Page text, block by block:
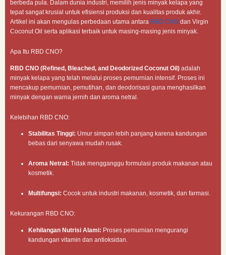
berbeda pula. Dalam dunia industri, memilih jenis minyak kelapa yang
tepat sangat krusial untuk efisiensi produksi dan kualitas produk akhir.
Artikel ini akan mengulas perbedaan utama antara RBD CNO dan Virgin
Coconut Oil serta aplikasi terbaik untuk masing-masing jenis minyak.
Apa Itu RBD CNO?
RBD CNO (Refined, Bleached, and Deodorized Coconut Oil) adalah
minyak kelapa yang telah melalui proses pemurnian intensif. Proses ini
mencakup pemurnian, pemutihan, dan deodorisasi guna menghasilkan
minyak dengan warna jernih dan aroma netral.
Kelebihan RBD CNO:
Stabilitas Tinggi: Umur simpan lebih panjang karena kandungan
bebas dari senyawa mudah rusak.
Aroma Netral: Tidak mengganggu formulasi produk makanan atau
kosmetik.
Multifungsi: Cocok untuk industri makanan, kosmetik, dan farmasi.
Kekurangan RBD CNO:
Kehilangan Nutrisi Alami: Proses pemurnian mengurangi
kandungan vitamin dan antioksidan.